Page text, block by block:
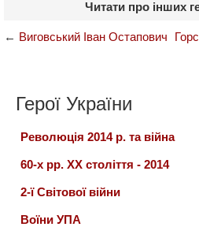
Читати про інших
← Виговський Іван Остапович
Герої України
Революція 2014 р. та війна
60-х рр. ХХ століття - 2014
2-ї Світової війни
Воїни УПА